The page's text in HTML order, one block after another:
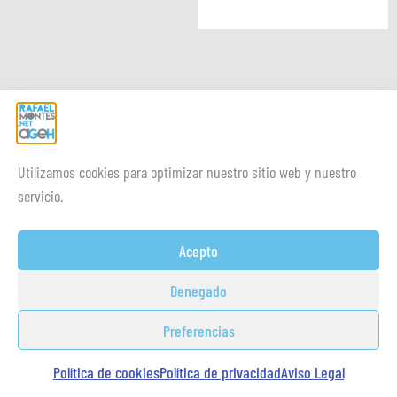
Utilizamos cookies para optimizar nuestro sitio web y nuestro
servicio.
Acepto
Denegado
Preferencias
Política de cookiesPolítica de privacidadAviso Legal